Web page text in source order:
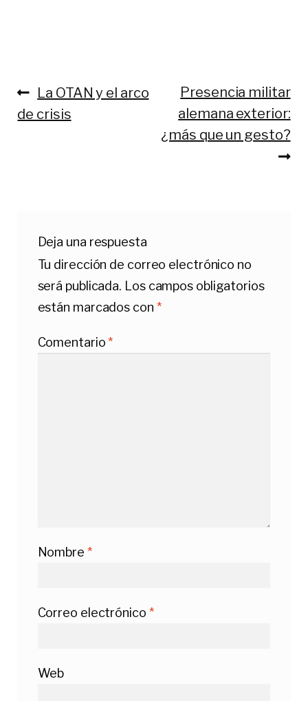
Navegación
de
Anterior:
La OTAN y el arco
de crisis
Siguiente:
Presencia militar
alemana exterior:
¿más que un gesto?
Deja una respuesta
Tu dirección de correo electrónico no
será publicada. Los campos obligatorios
están marcados con *
Comentario*
Nombre *
Correo electrónico *
Web